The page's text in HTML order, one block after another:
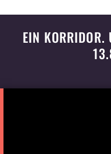
EIN KORRIDOR.